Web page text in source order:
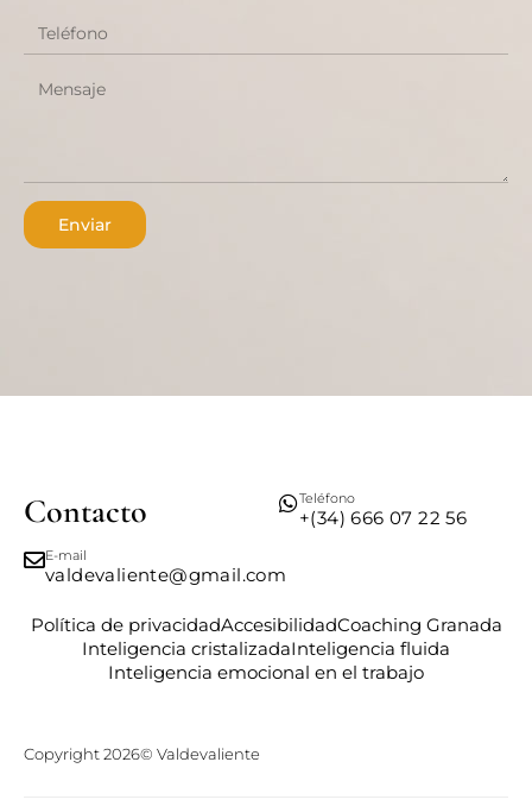
Enviar
Contacto Teléfono
+(34) 666 07 22 56
E-mail
valdevaliente@gmail.com
Política de privacidadAccesibilidadCoaching Granada
Inteligencia cristalizadaInteligencia fluida
Inteligencia emocional en el trabajo
Copyright 2026© Valdevaliente